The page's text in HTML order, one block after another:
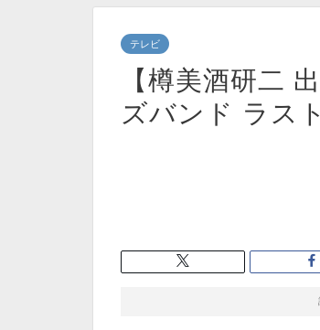
テレビ
【樽美酒研二
ズバンド ラス